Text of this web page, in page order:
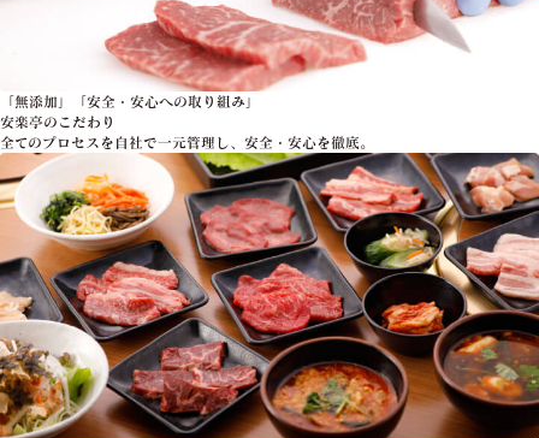
「無添加」「安全・安心への取り組み」
安楽亭のこだわり
全てのプロセスを自社で一元管理し、安全・安心を徹底。